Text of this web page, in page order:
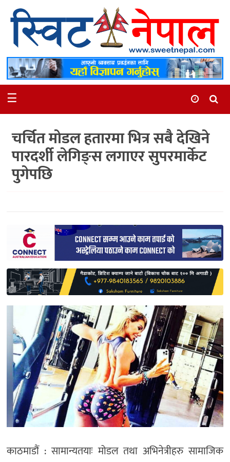
समाचार
स्थानीय
मनोरञ्जन
अन्तर्वार्ता
समाज
रोचक
साहित्य
प्रदेश
English
☰
चर्चित मोडल हतारमा भित्र सबै देखिने
पारदर्शी लेगिङ्स लगाएर सुपरमार्केट
पुगेपछि
काठमाडौं : सामान्यतयाः मोडल तथा अभिनेत्रीहरु सामाजिक